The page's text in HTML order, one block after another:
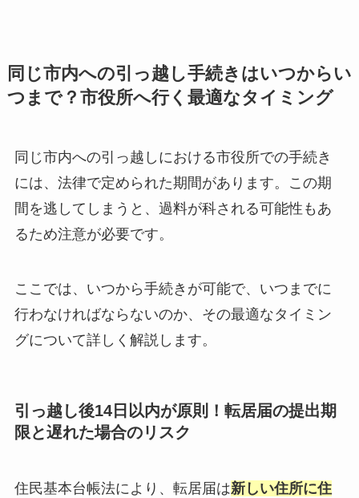
同じ市内への引っ越し手続きはいつからい
つまで？市役所へ行く最適なタイミング
同じ市内への引っ越しにおける市役所での手続き
には、法律で定められた期間があります。この期
間を逃してしまうと、過料が科される可能性もあ
るため注意が必要です。
ここでは、いつから手続きが可能で、いつまでに
行わなければならないのか、その最適なタイミン
グについて詳しく解説します。
引っ越し後14日以内が原則！転居届の提出期
限と遅れた場合のリスク
住民基本台帳法により、転居届は新しい住所に住